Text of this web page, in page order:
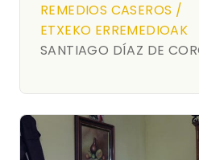
REMEDIOS CASEROS /
ETXEKO ERREMEDIOAK
SANTIAGO DÍAZ DE